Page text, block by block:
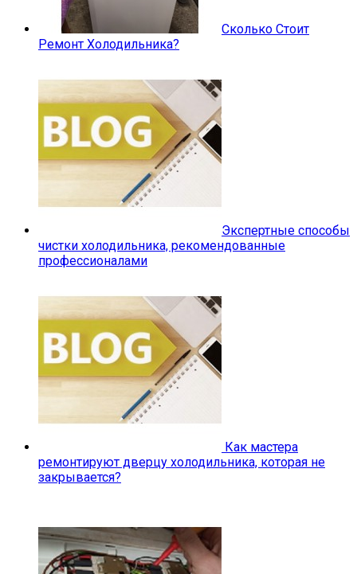
Сколько Стоит
Ремонт Холодильника?
Экспертные способы
чистки холодильника, рекомендованные
профессионалами
Как мастера
ремонтируют дверцу холодильника, которая не
закрывается?